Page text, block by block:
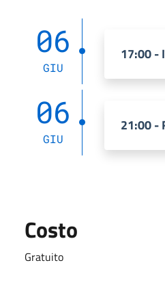
06
GIU
17:00 -
06
GIU
21:00 -
Costo
Gratuito